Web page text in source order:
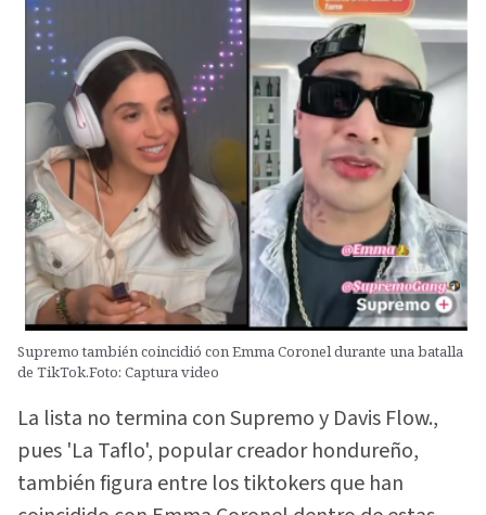
Supremo también coincidió con Emma Coronel durante una batalla
de TikTok.Foto: Captura video
La lista no termina con Supremo y Davis Flow.,
pues 'La Taflo', popular creador hondureño,
también figura entre los tiktokers que han